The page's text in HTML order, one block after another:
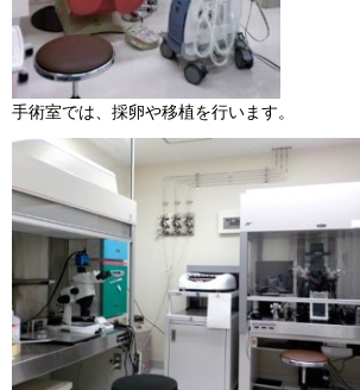
手術室では、採卵や移植を行います。